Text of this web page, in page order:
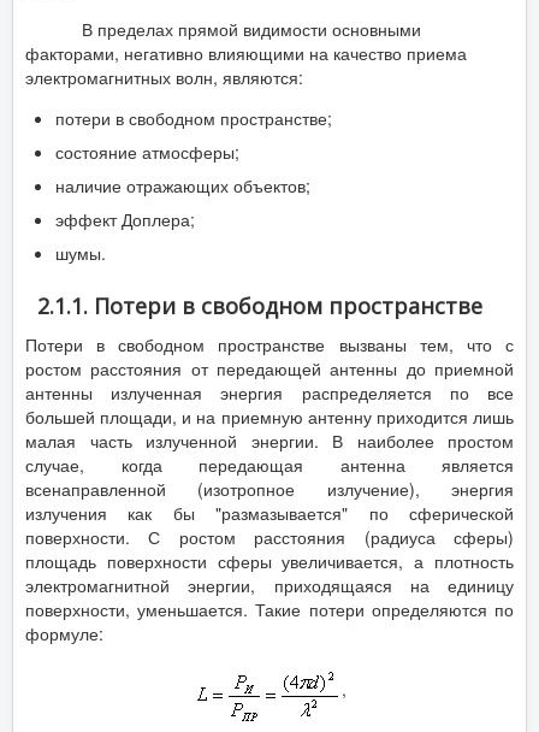
В пределах прямой видимости основными
факторами, негативно влияющими на качество приема
электромагнитных волн, являются:
потери в свободном пространстве;
состояние атмосферы;
наличие отражающих объектов;
эффект Доплера;
шумы.
2.1.1. Потери в свободном пространстве
Потери в свободном пространстве вызваны тем, что с
ростом расстояния от передающей антенны до приемной
антенны излученная энергия распределяется по все
большей площади, и на приемную антенну приходится лишь
малая часть излученной энергии. В наиболее простом
случае, когда передающая антенна является
всенаправленной (изотропное излучение), энергия
излучения как бы "размазывается" по сферической
поверхности. С ростом расстояния (радиуса сферы)
площадь поверхности сферы увеличивается, а плотность
электромагнитной энергии, приходящаяся на единицу
поверхности, уменьшается. Такие потери определяются по
формуле:
,